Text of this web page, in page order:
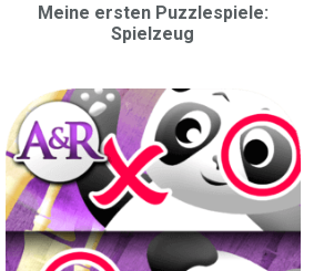
Meine ersten Puzzlespiele:
Spielzeug